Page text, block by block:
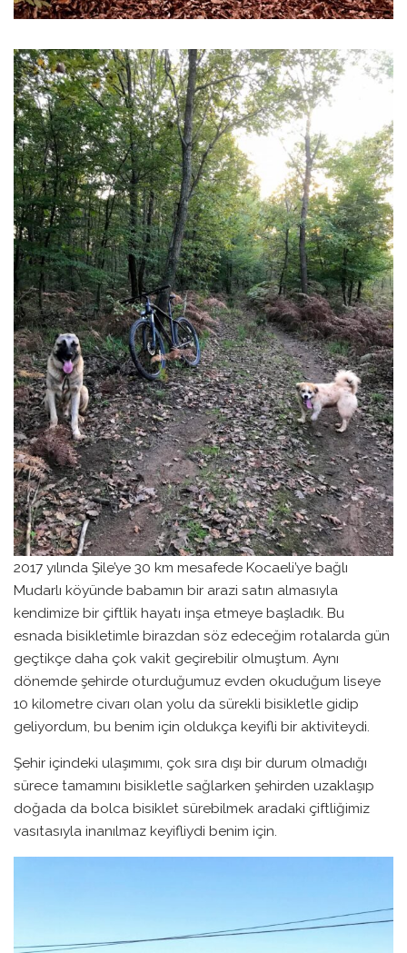
2017 yılında Şile’ye 30 km mesafede Kocaeli’ye bağlı
Mudarlı köyünde babamın bir arazi satın almasıyla
kendimize bir çiftlik hayatı inşa etmeye başladık. Bu
esnada bisikletimle birazdan söz edeceğim rotalarda gün
geçtikçe daha çok vakit geçirebilir olmuştum. Aynı
dönemde şehirde oturduğumuz evden okuduğum liseye
10 kilometre civarı olan yolu da sürekli bisikletle gidip
geliyordum, bu benim için oldukça keyifli bir aktiviteydi.
Şehir içindeki ulaşımımı, çok sıra dışı bir durum olmadığı
sürece tamamını bisikletle sağlarken şehirden uzaklaşıp
doğada da bolca bisiklet sürebilmek aradaki çiftliğimiz
vasıtasıyla inanılmaz keyifliydi benim için.